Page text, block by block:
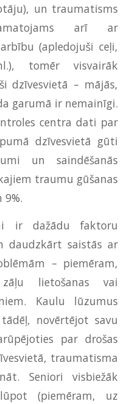
un traumatisms
arī ar
(apledojuši ceļi,
tomēr visvairāk
dzīvesvietā – mājās,
garumā ir nemainīgi.
centra dati par
dzīvesvietā gūti
un saindēšanās
traumu gūšanas
ir dažādu faktoru
daudzkārt saistās ar
– piemēram,
lietošanas vai
Kaulu lūzumus
novērtējot savu
par drošas
traumatisma
Seniori visbiežāk
(piemēram, uz